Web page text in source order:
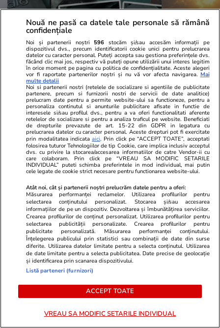
Wowbiz.ro
„Să vă rugați pentru mine, am 5
tumori” Alina Pușcău, în lacrimi!
Modelul internațional a lansat un
apel, după ce a fost diagnosticată
cu o boală gravă
Redactia.ro
Ce să nu
FORMA din
Schimbarea
....
POLITIC
Politică 05 aug.
Ce avere are Mirabela
Grădinaru, partenera
președintelui Nicușor Dan.
Compania de la care a primit
Nouă ne pasă ca datele tale personale să rămână
confidențiale
Noi și partenerii noștri 596 stocăm și/sau accesăm informații pe
dispozitivul dvs., precum identificatorii cookie unici pentru prelucrarea
datelor cu caracter personal. Puteți accepta sau gestiona preferințele dvs.
făcând clic mai jos, respectiv vă puteți opune utilizării unui interes legitim
în orice moment pe pagina cu politica de confidențialitate. Aceste alegeri
vor fi raportate partenerilor noștri și nu vă vor afecta navigarea. Mai
multe detalii
Noi si partenerii nostri (retelele de socializare si agentiile de publicitate
partenere, precum si furnizorii nostri de servicii de date analitice)
prelucram date pentru a permite website-ului sa functioneze, pentru a
personaliza continutul si anunturile publicitare afisate in functie de
interesele si/sau profilul dvs., pentru a va oferi functionalitati aferente
retelelor de socializare si pentru a analiza traficul pe website. Beneficiati
de drepturile prevazute de art. 15-22 din GDPR in legatura cu
prelucrarea datelor cu caracter personal. Aceste drepturi pot fi exercitate
prin modalitatea indicataaici. Prin click pe “ACCEPT TOATE”, acceptati
folosirea tuturor Tehnologiilor de tip Cookie, care implica inclusiv acceptul
dvs. cu privire la stocarea/accesarea informatiilor de catre Vendor-ii cu
care colaboram. Prin click pe “VREAU SA MODIFIC SETARILE
INDIVIDUAL” puteti schimba preferintele in mod individual, mai putin
cele legate de cookie strict necesare pentru functionarea website-ului.
Atât noi, cât și partenerii noștri prelucrăm datele pentru a oferi:
Măsurarea performanței reclamelor. Utilizarea profilurilor pentru
selectarea conținutului personalizat. Stocarea și/sau accesarea
informațiilor de pe un dispozitiv. Dezvoltarea și îmbunătățirea serviciilor.
Crearea profilurilor de conținut personalizat. Utilizarea profilurilor pentru
selectarea publicității personalizate. Crearea profilurilor pentru
publicitate personalizată. Măsurarea performanței conținutului.
Înțelegerea publicului prin statistici sau combinații de date din surse
diferite. Utilizarea datelor limitate pentru a selecta conținutul. Utilizarea
de date limitate pentru a selecta publicitatea. Date precise de geolocație
și identificarea prin scanarea dispozitivului.
Listă parteneri (furnizori)
ACCEPT TOATE
VREAU SA MODIFIC SETARILE INDIVIDUAL